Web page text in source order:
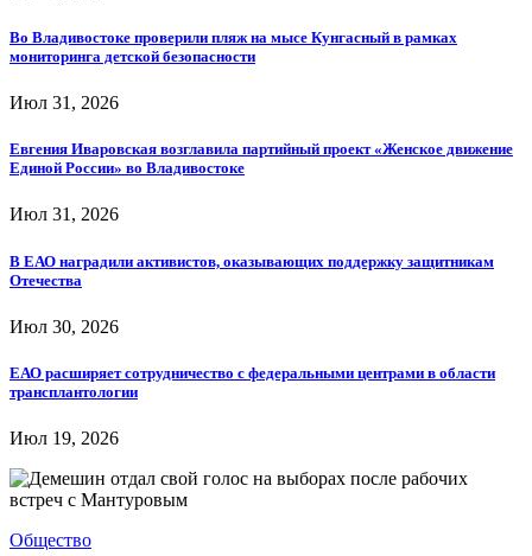
Во Владивостоке проверили пляж на мысе Кунгасный в рамках
мониторинга детской безопасности
Июл 31, 2026
Евгения Иваровская возглавила партийный проект «Женское движение
Единой России» во Владивостоке
Июл 31, 2026
В ЕАО наградили активистов, оказывающих поддержку защитникам
Отечества
Июл 30, 2026
ЕАО расширяет сотрудничество с федеральными центрами в области
трансплантологии
Июл 19, 2026
Общество